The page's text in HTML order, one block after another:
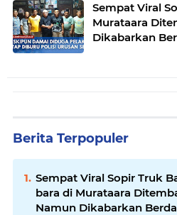
Sempat Viral
Murataara
Dikabarkan
Berita Terpopuler
Sempat Viral Sopir Truk
bara di Murataara
Namun Dikabarkan